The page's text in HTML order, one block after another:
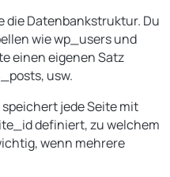
die Datenbankstruktur. Du
wie wp_users und
einen eigenen Satz
usw.
jede Seite mit
definiert, zu welchem
wenn mehrere